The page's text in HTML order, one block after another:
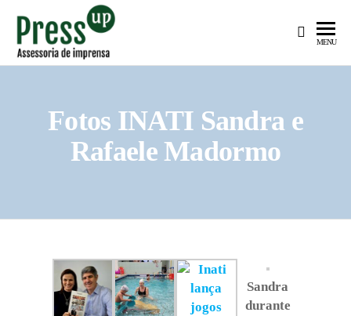
UP
Startups e
Pequenas
Empresas
MENU
Fotos INATI Sandra e
Rafaele Madormo
Sandra
durante